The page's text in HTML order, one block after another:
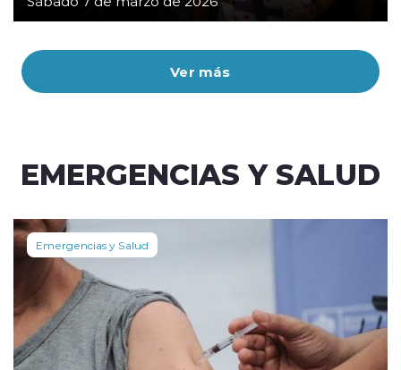
Ver más
EMERGENCIAS Y SALUD
Emergencias y Salud